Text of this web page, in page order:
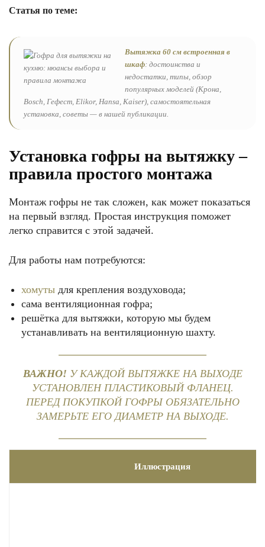
Статья по теме:
Вытяжка 60 см встроенная в
шкаф: достоинства и
недостатки, типы, обзор
популярных моделей (Крона,
Bosch, Гефест, Elikor, Hansa, Kaiser), самостоятельная
установка, советы — в нашей публикации.
Установка гофры на вытяжку –
правила простого монтажа
Монтаж гофры не так сложен, как может показаться
на первый взгляд. Простая инструкция поможет
легко справится с этой задачей.
Для работы нам потребуются:
хомуты для крепления воздуховода;
сама вентиляционная гофра;
решётка для вытяжки, которую мы будем
устанавливать на вентиляционную шахту.
ВАЖНО! У КАЖДОЙ ВЫТЯЖКЕ НА ВЫХОДЕ
УСТАНОВЛЕН ПЛАСТИКОВЫЙ ФЛАНЕЦ.
ПЕРЕД ПОКУПКОЙ ГОФРЫ ОБЯЗАТЕЛЬНО
ЗАМЕРЬТЕ ЕГО ДИАМЕТР НА ВЫХОДЕ.
Иллюстрация